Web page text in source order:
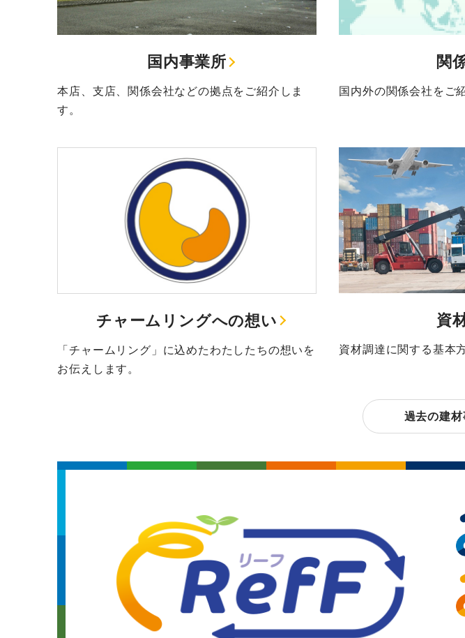
国内事業所
本店、支店、関係会社などの拠点をご紹介しま
す。
関
国内外の関係会社をご
チャームリングへの想い
「チャームリング」に込めたわたしたちの想いを
お伝えします。
資
資材調達に関する基本
過去の建